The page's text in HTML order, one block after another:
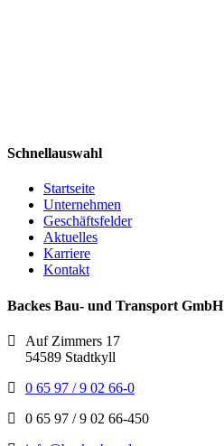
Schnellauswahl
Startseite
Unternehmen
Geschäftsfelder
Aktuelles
Karriere
Kontakt
Backes Bau- und Transport GmbH
Auf Zimmers 17
54589 Stadtkyll
0 65 97 / 9 02 66-0
0 65 97 / 9 02 66-450